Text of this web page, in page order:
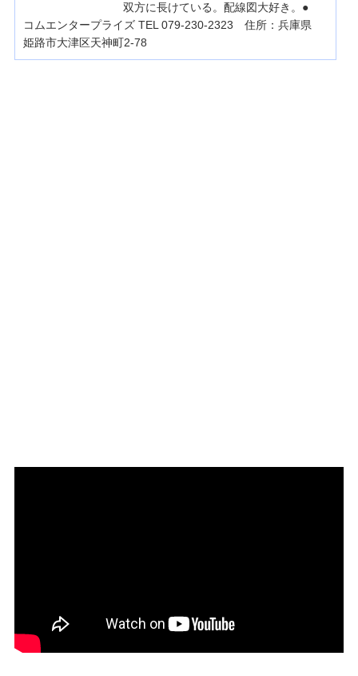
双方に長けている。配線図大好き。●
コムエンタープライズ TEL 079-230-2323 住所：兵庫県
姫路市大津区天神町2-78